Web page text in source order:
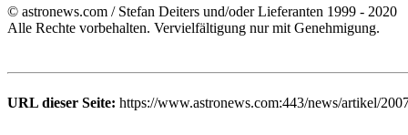
© astronews.com / Stefan Deiters und/oder Lieferanten 1999 - 2020
Alle Rechte vorbehalten. Vervielfältigung nur mit Genehmigung.
URL dieser Seite: https://www.astronews.com:443/news/artikel/